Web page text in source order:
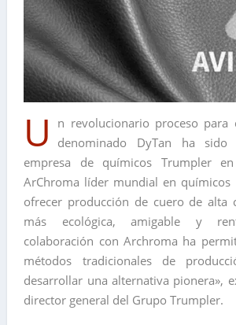
U
n revolucionario proceso para
denominado DyTan ha
empresa de químicos Trumpler
ArChroma líder mundial en químicos
ofrecer producción de cuero de alta
más ecológica, amigable y
colaboración con Archroma ha
métodos tradicionales de
desarrollar una alternativa pionera»,
director general del Grupo Trumpler.